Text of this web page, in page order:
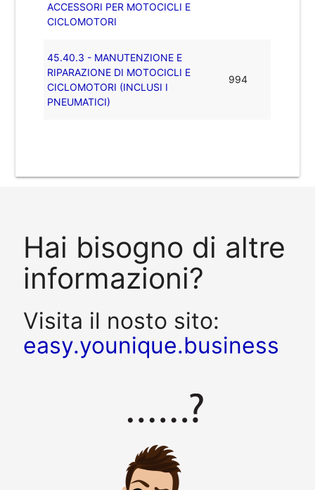
ACCESSORI PER MOTOCICLI E
CICLOMOTORI
45.40.3 - MANUTENZIONE E
RIPARAZIONE DI MOTOCICLI E
CICLOMOTORI (INCLUSI I
PNEUMATICI)
994
Hai bisogno di altre
informazioni?
Visita il nosto sito:
easy.younique.business